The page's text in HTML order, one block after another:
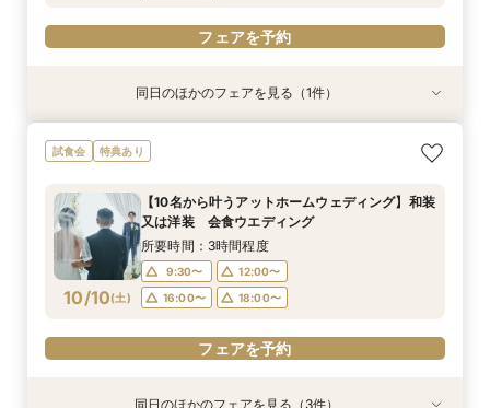
フェアを予約
10/9 金)
【少人数結婚式】貸切り可能なホテルウエディン
グ相談会
10:00〜
13:00〜
16:00〜
18:00〜
フェアを予約
同日のほかのフェアを見る（1件）
試食会 特典あり
10/10(土)
【10名から叶うアットホームウェディング】和装
又は洋装 会食ウエディング
所要時間：3時間程度
9:30〜
12:00〜
16:00〜
18:00〜
フェアを予約
同日のほかのフェアを見る（3件）